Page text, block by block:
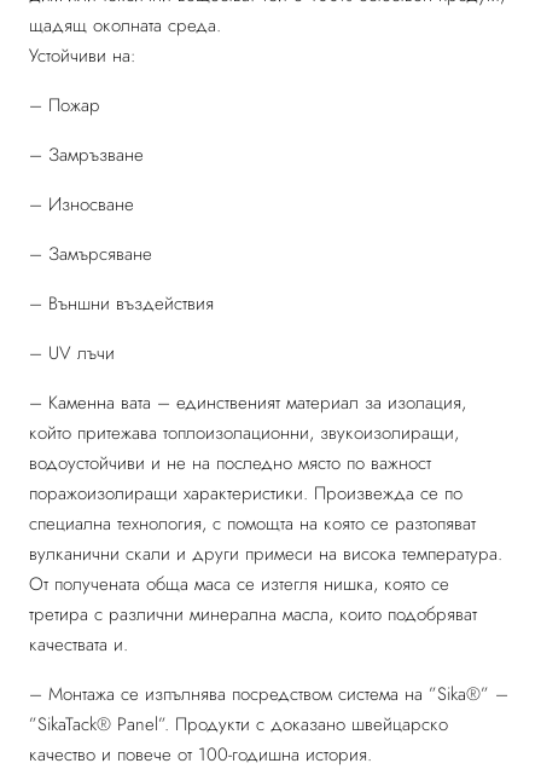
щадящ околната среда.
Устойчиви на:
– Пожар
– Замръзване
– Износване
– Замърсяване
– Външни въздействия
– UV лъчи
– Каменна вата – единственият материал за изолация,
който притежава топлоизолационни, звукоизолиращи,
водоустойчиви и не на последно място по важност
поражоизолиращи характеристики. Произвежда се по
специална технология, с помощта на която се разтопяват
вулканични скали и други примеси на висока температура.
От получената обща маса се изтегля нишка, която се
третира с различни минерална масла, които подобряват
качествата и.
– Монтажа се изпълнява посредством система на ”Sika®” –
”SikaTack® Panel”. Продукти с доказано швейцарско
качество и повече от 100-годишна история.